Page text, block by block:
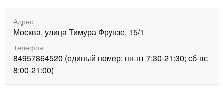
Адрес
Москва, улица Тимура Фрунзе, 15/1
Телефон
84957864520 (единый номер: пн-пт 7:30-21:30; сб-вс
8:00-21:00)